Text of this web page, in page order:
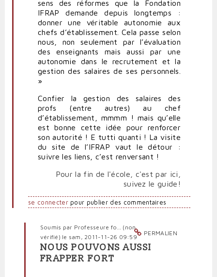
sens des réformes que la Fondation
IFRAP demande depuis longtemps :
donner une véritable autonomie aux
chefs d’établissement. Cela passe selon
nous, non seulement par l’évaluation
des enseignants mais aussi par une
autonomie dans le recrutement et la
gestion des salaires de ses personnels.
»
Confier la gestion des salaires des
profs (entre autres) au chef
d’établissement, mmmm ! mais qu’elle
est bonne cette idée pour renforcer
son autorité ! E tutti quanti ! La visite
du site de l’IFRAP vaut le détour :
suivre les liens, c’est renversant !
Pour la fin de l'école, c'est par ici,
suivez le guide!
se connecterpour publier des commentaires
PERMALIEN
Soumis par Professeure fo… (non
vérifié) le sam, 2011-11-26 09:59
En
réponse
NOUS POUVONS AUSSI
FRAPPER FORT